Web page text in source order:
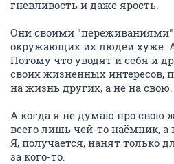
гневливость и даже ярость.
Они своими
окружающих их людей хуже. А
Потому что уводят и себя и
своих жизненных интересов,
на жизнь других, а не на свою.
А когда я не думаю про свою
всего лишь чей-то наёмник, а
Я, получается, нанят только
за кого-то.